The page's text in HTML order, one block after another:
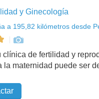
y Ginecología
a 195,82 kilómetros desde
clínica de fertilidad y
la maternidad puede ser